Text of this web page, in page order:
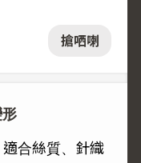
搶哂喇
合絲質、針織